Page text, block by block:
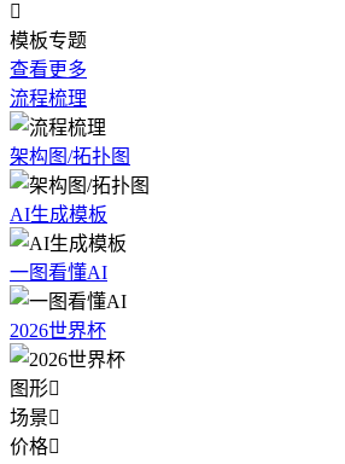

模板专题
查看更多
流程梳理
架构图/拓扑图
AI生成模板
一图看懂AI
2026世界杯
图形
场景
价格